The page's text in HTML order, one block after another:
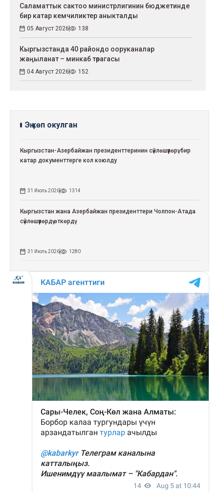
Саламаттык сактоо министрлигинин бюджетинде
бир катар кемчиликтер аныкталды
05 Август 2026 138
Кыргызстанда 40 райондо ооруканалар
жаңыланат – минкаб төрагасы
04 Август 2026 152
Эң көп окулган
Кыргызстан-Азербайжан президенттеринин сүйлөшүүлөрү: бир
катар документтерге кол коюлду
31 Июль 2026 1314
Кыргызстан жана Азербайжан президенттери Чолпон-Атада
сүйлөшүүлөрдү өткөрдү
31 Июль 2026 1280